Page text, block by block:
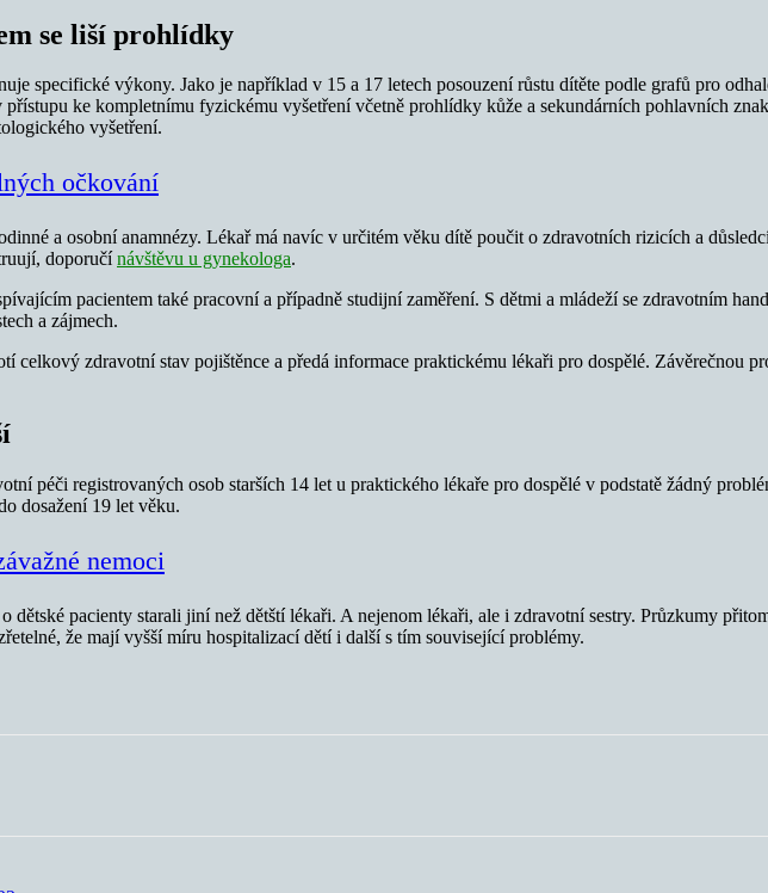
se liší prohlídky
specifické výkony. Jako je například v 15 a 17 letech posouzení růstu dítěte podle grafů pro
ke kompletnímu fyzickému vyšetření včetně prohlídky kůže a sekundárních pohlavních
vyšetření.
očkování
a osobní anamnézy. Lékař má navíc v určitém věku dítě poučit o zdravotních rizicích a
doporučínávštěvu u gynekologa.
pacientem také pracovní a případně studijní zaměření. S dětmi a mládeží se zdravotním
a zájmech.
celkový zdravotní stav pojištěnce a předá informace praktickému lékaři pro dospělé. Závěrečnou
péči registrovaných osob starších 14 let u praktického lékaře pro dospělé v podstatě žádný
dosažení 19 let věku.
nemoci
dětské pacienty starali jiní než dětští lékaři. A nejenom lékaři, ale i zdravotní sestry. Průzkumy
že mají vyšší míru hospitalizací dětí i další s tím související problémy.